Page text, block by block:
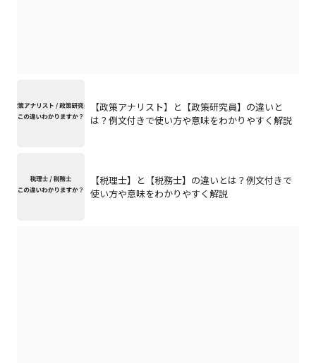
【政策アナリスト】と【政策研究員】の違いと
は？例文付きで使い方や意味をわかりやすく解説
【税理士】と【税務士】の違いとは？例文付きで
使い方や意味をわかりやすく解説